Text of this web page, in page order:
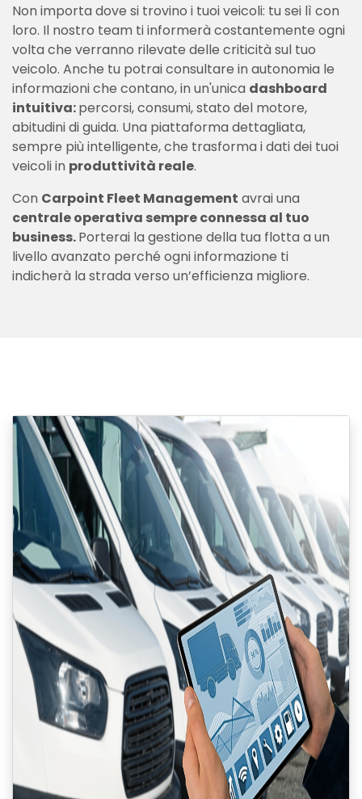
Non importa dove si trovino i tuoi veicoli: tu sei lì con
loro. Il nostro team ti informerà costantemente ogni
volta che verranno rilevate delle criticità sul tuo
veicolo. Anche tu potrai consultare in autonomia le
informazioni che contano, in un'unica dashboard
intuitiva:percorsi, consumi, stato del motore,
abitudini di guida. Una piattaforma dettagliata,
sempre più intelligente, che trasforma i dati dei tuoi
veicoli in produttività reale.
Con Carpoint Fleet Management avrai una
centrale operativa sempre connessa al tuo
business.Porterai la gestione della tua flotta a un
livello avanzato perché ogni informazione ti
indicherà la strada verso un’efficienza migliore.